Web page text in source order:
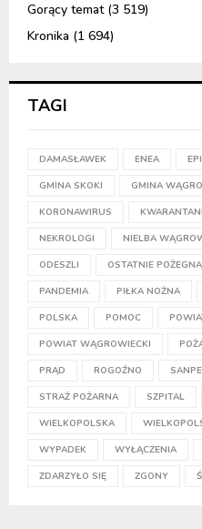
Gorący temat(3 519)
Kronika (1 694)
TAGI
DAMASŁAWEK ENEA
GMINA SKOKI GMINA
KORONAWIRUS
NEKROLOGI NIELBA
ODESZLI OSTATNIE
PANDEMIA PIŁKA NOŻNA
POLSKA POMOC
POWIAT WĄGROWIECKI
PRĄD ROGOŹNO
STRAŻ POŻARNA SZPITAL
WIELKOPOLSKA
WYPADEK WYŁĄCZENIA
ZDARZYŁO SIĘ ZGONY